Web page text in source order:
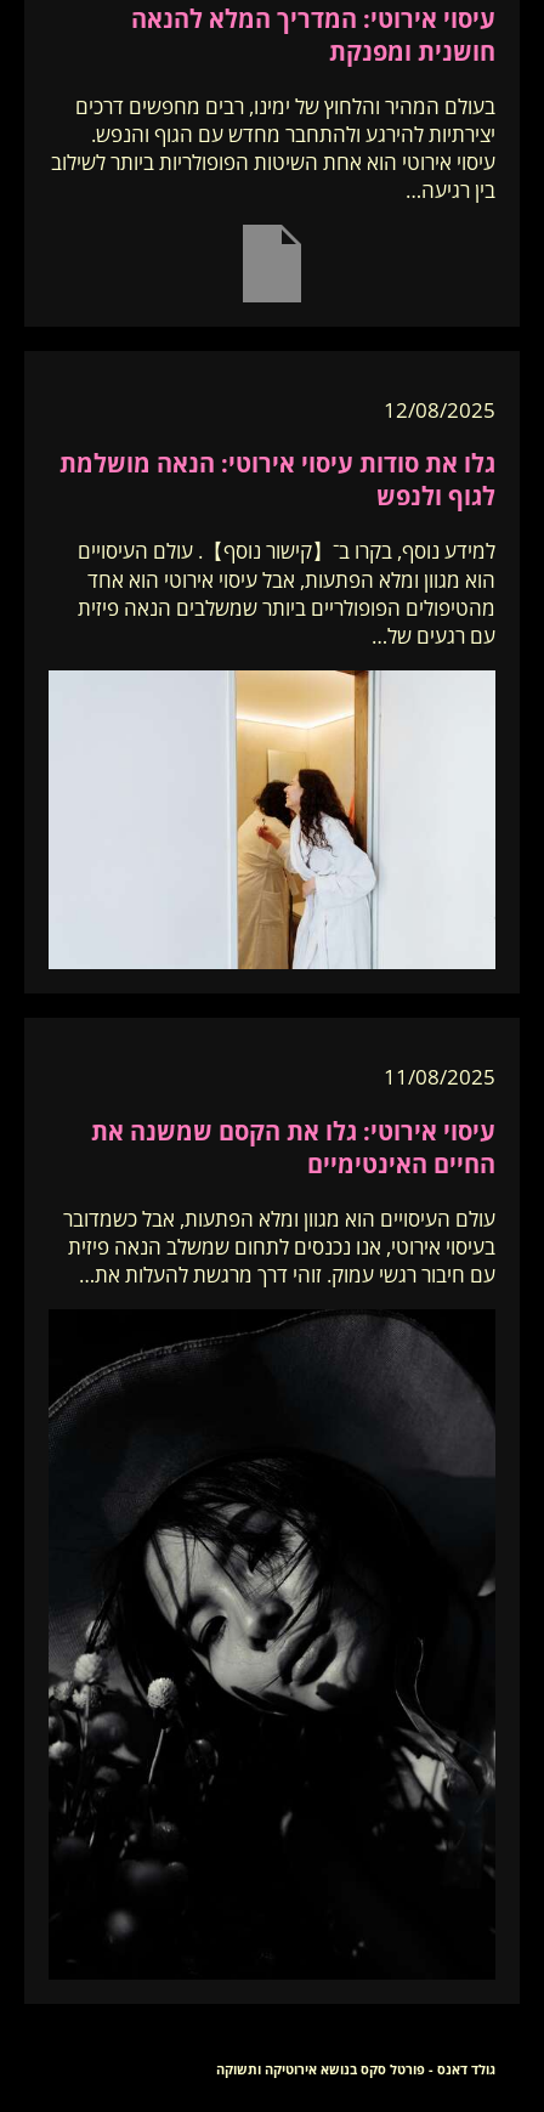
עיסוי אירוטי: המדריך המלא להנאה
חושנית ומפנקת
בעולם המהיר והלחוץ של ימינו, רבים מחפשים דרכים
יצירתיות להירגע ולהתחבר מחדש עם הגוף והנפש.
עיסוי אירוטי הוא אחת השיטות הפופולריות ביותר לשילוב
בין רגיעה…
12/08/2025
גלו את סודות עיסוי אירוטי: הנאה מושלמת
לגוף ולנפש
למידע נוסף, בקרו ב־【קישור נוסף】. עולם העיסויים
הוא מגוון ומלא הפתעות, אבל עיסוי אירוטי הוא אחד
מהטיפולים הפופולריים ביותר שמשלבים הנאה פיזית
עם רגעים של…
11/08/2025
עיסוי אירוטי: גלו את הקסם שמשנה את
החיים האינטימיים
עולם העיסויים הוא מגוון ומלא הפתעות, אבל כשמדובר
בעיסוי אירוטי, אנו נכנסים לתחום שמשלב הנאה פיזית
עם חיבור רגשי עמוק. זוהי דרך מרגשת להעלות את…
גולד דאנס - פורטל סקס בנושא אירוטיקה ותשוקה